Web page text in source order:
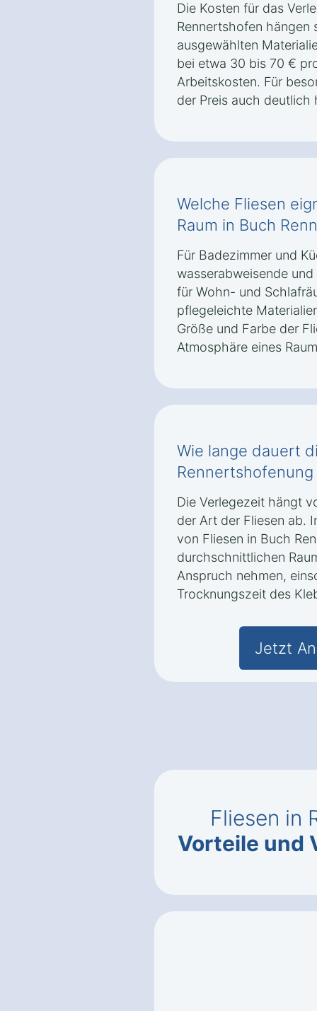
Die Kosten für das
Rennertshofen hängen
ausgewählten
bei etwa 30 bis 70 €
Arbeitskosten. Für
der Preis auch deutlich
Welche Fliesen
Raum in Buch
Für Badezimmer und
wasserabweisende
für Wohn- und
pflegeleichte
Größe und Farbe der
Atmosphäre eines
Wie lange dauert
Die Verlegezeit hängt
der Art der Fliesen ab.
von Fliesen in Buch
durchschnittlichen
Anspruch nehmen,
Trocknungszeit des
Jetzt
Fliesen in
Vorteile und